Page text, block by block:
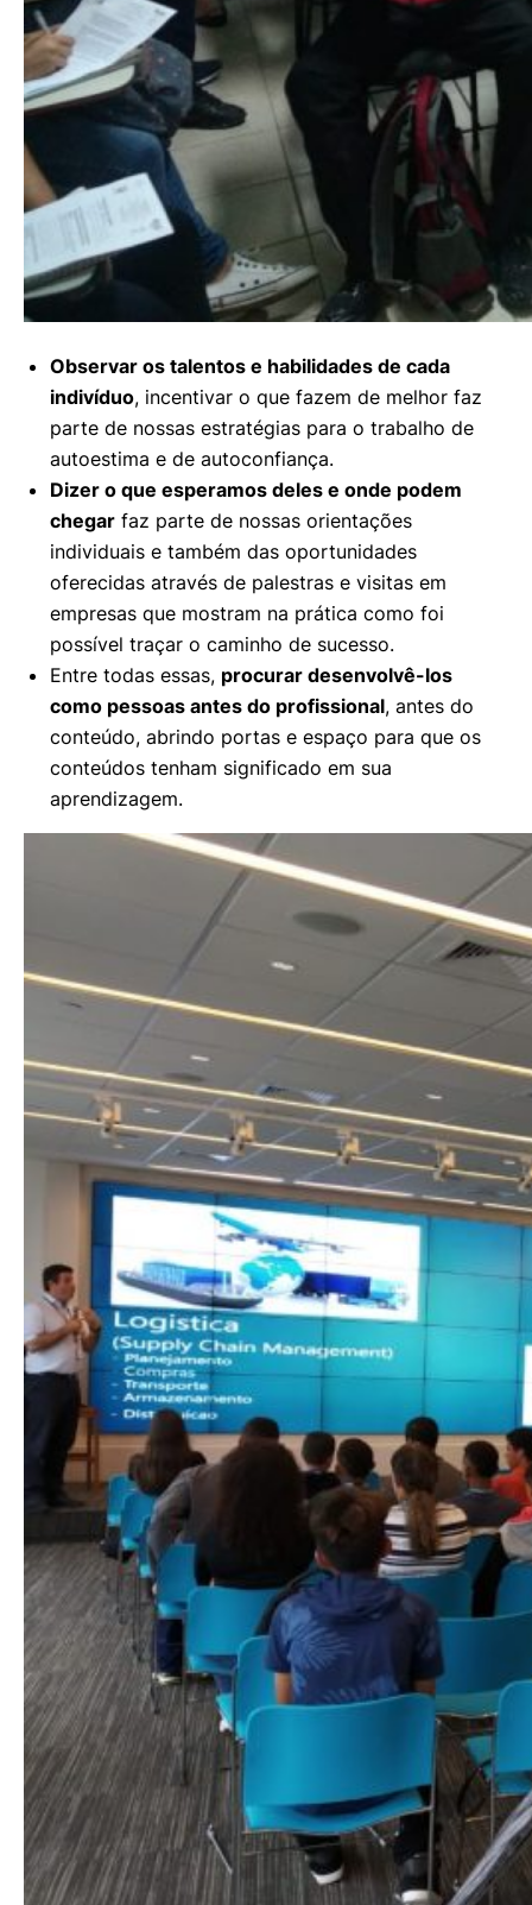
Observar os talentos e habilidades de cada
indivíduo, incentivar o que fazem de melhor faz
parte de nossas estratégias para o trabalho de
autoestima e de autoconfiança.
Dizer o que esperamos deles e onde podem
chegar faz parte de nossas orientações
individuais e também das oportunidades
oferecidas através de palestras e visitas em
empresas que mostram na prática como foi
possível traçar o caminho de sucesso.
Entre todas essas, procurar desenvolvê-los
como pessoas antes do profissional, antes do
conteúdo, abrindo portas e espaço para que os
conteúdos tenham significado em sua
aprendizagem.